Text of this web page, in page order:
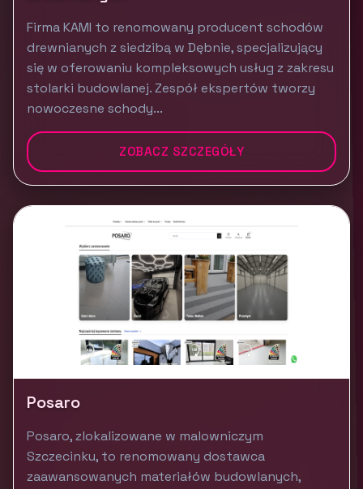
Firma KAMI to renomowany producent schodów
drewnianych z siedzibą w Dębnie, specjalizujący
się w oferowaniu kompleksowych usług z zakresu
stolarki budowlanej. Zespół ekspertów tworzy
nowoczesne schody...
ZOBACZ SZCZEGÓŁY
Posaro
Posaro, zlokalizowane w malowniczym
Szczecinku, to renomowany dostawca
zaawansowanych materiałów budowlanych,